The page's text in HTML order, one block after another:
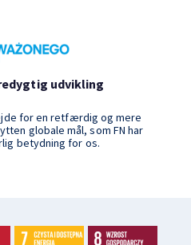
udvikling
for en retfærdig og mere
globale mål, som FN har
betydning for os.